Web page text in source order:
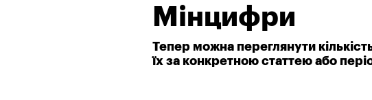
Мінцифри
Тепер можна переглянути
їх за конкретною статтею або